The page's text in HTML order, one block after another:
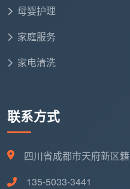
2小时日常保洁的实
典型成都家庭2小时清洁成
以成都90平方米标准
灶台、油烟机表面油污
水槽、台面消毒杀菌
地面油渍处理
母婴护理
家庭服务
家电清洗
联系方式
四川省成都市天府新区
135-5033-3441